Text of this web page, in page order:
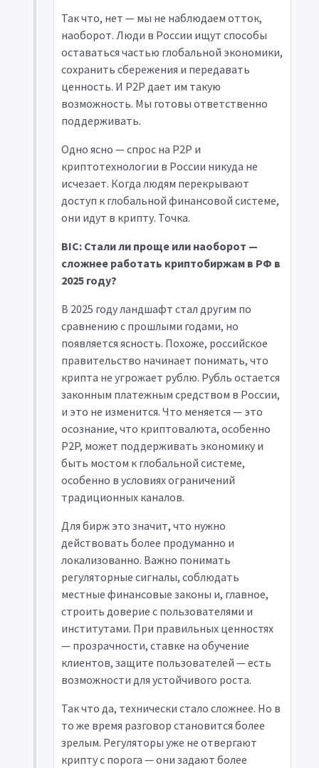
Так что, нет — мы не наблюдаем отток,
наоборот. Люди в России ищут способы
оставаться частью глобальной экономики,
сохранить сбережения и передавать
ценность. И P2P дает им такую
возможность. Мы готовы ответственно
поддерживать.
Одно ясно — спрос на P2P и
криптотехнологии в России никуда не
исчезает. Когда людям перекрывают
доступ к глобальной финансовой системе,
они идут в крипту. Точка.
BIC: Стали ли проще или наоборот —
сложнее работать криптобиржам в РФ в
2025 году?
В 2025 году ландшафт стал другим по
сравнению с прошлыми годами, но
появляется ясность. Похоже, российское
правительство начинает понимать, что
крипта не угрожает рублю. Рубль остается
законным платежным средством в России,
и это не изменится. Что меняется — это
осознание, что криптовалюта, особенно
P2P, может поддерживать экономику и
быть мостом к глобальной системе,
особенно в условиях ограничений
традиционных каналов.
Для бирж это значит, что нужно
действовать более продуманно и
локализованно. Важно понимать
регуляторные сигналы, соблюдать
местные финансовые законы и, главное,
строить доверие с пользователями и
институтами. При правильных ценностях
— прозрачности, ставке на обучение
клиентов, защите пользователей — есть
возможности для устойчивого роста.
Так что да, технически стало сложнее. Но в
то же время разговор становится более
зрелым. Регуляторы уже не отвергают
крипту с порога — они задают более